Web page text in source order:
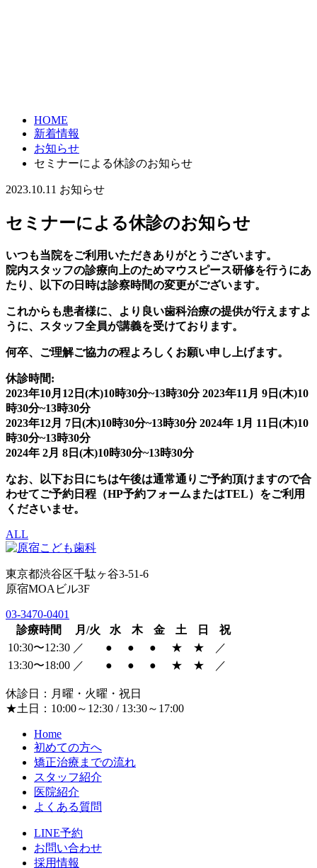
HOME
新着情報
お知らせ
セミナーによる休診のお知らせ
2023.10.11 お知らせ
セミナーによる休診のお知らせ
いつも当院をご利用いただきありがとうございます。
院内スタッフの診療向上のためマウスピース研修を行うにあ
たり、以下の日時は診察時間の変更がございます。
これからも患者様に、より良い歯科治療の提供が行えますよ
うに、スタッフ全員が講義を受けております。
何卒、ご理解ご協力の程よろしくお願い申し上げます。
休診時間:
2023年10月12日(木)10時30分~13時30分 2023年11月 9日(木)10
時30分~13時30分
2023年12月 7日(木)10時30分~13時30分 2024年 1月 11日(木)10
時30分~13時30分
2024年 2月 8日(木)10時30分~13時30分
なお、以下お日にちは午後は通常通りご予約頂けますので合
わせてご予約日程（HP予約フォームまたはTEL）をご利用
くださいませ。
ALL
東京都渋谷区千駄ヶ谷3-51-6
原宿MOAビル3F
03-3470-0401
診療時間
月/火 水 木 金 土 日
祝
10:30〜12:30 ／ ● ● ● ★ ★
／
13:30〜18:00 ／ ● ● ● ★ ★ ／
休診日：月曜・火曜・祝日
★土日：10:00～12:30 / 13:30～17:00
Home
初めての方へ
矯正治療までの流れ
スタッフ紹介
医院紹介
よくある質問
LINE予約
お問い合わせ
採用情報